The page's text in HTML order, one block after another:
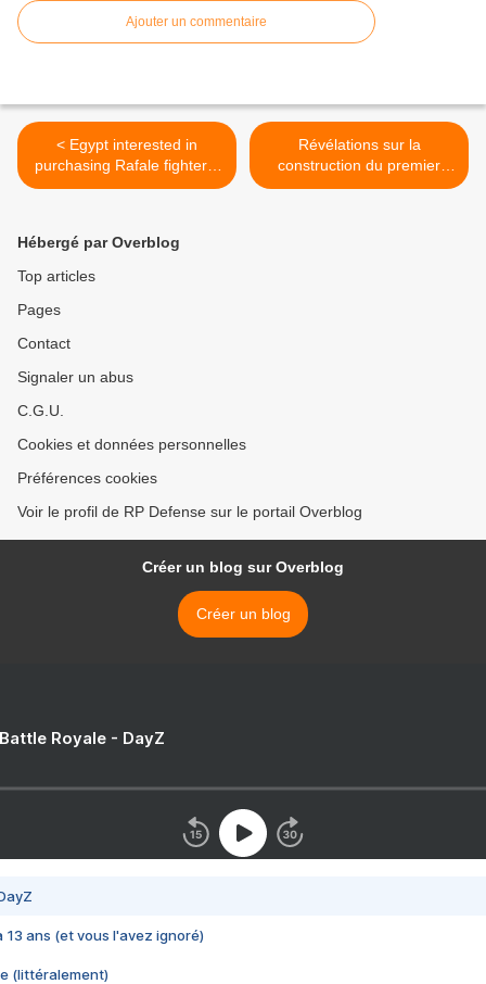
Ajouter un commentaire
< Egypt interested in
purchasing Rafale fighters,
FREMM frigates
Révélations sur la
construction du premier
porte-avions chinois >
Hébergé par Overblog
Top articles
Pages
Contact
Signaler un abus
C.G.U.
Cookies et données personnelles
Préférences cookies
Voir le profil de RP Defense sur le portail Overblog
Créer un blog sur Overblog
Créer un blog
Royale - DayZ
13 ans (et vous l'avez ignoré)
(littéralement)